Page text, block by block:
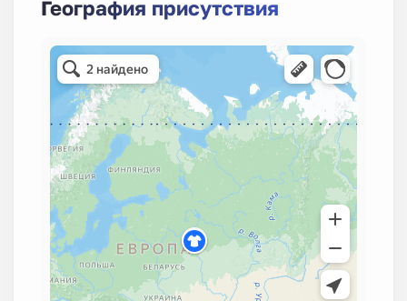
География присутствия